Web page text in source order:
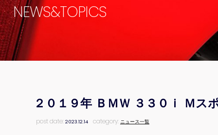
NEWS&TOPICS
２０１９年 ＢＭＷ ３３０ｉ Ｍ
post date:2023.12.14 category: ニュース一覧